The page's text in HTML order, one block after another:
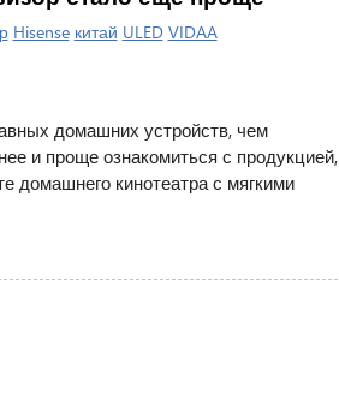
Hisense китай ULED VIDAA
домашних устройств, чем
и проще ознакомиться с продукцией,
домашнего кинотеатра с мягкими